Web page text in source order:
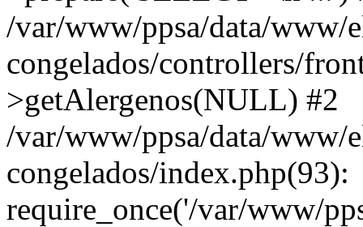
/var/www/ppsa/data/www/
congelados/controllers/
>getAlergenos(NULL) #2
/var/www/ppsa/data/www/
congelados/index.php(93):
require_once('/var/www/